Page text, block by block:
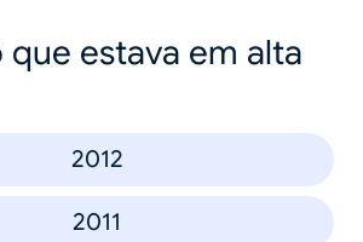
que estava em alta
2012
2011